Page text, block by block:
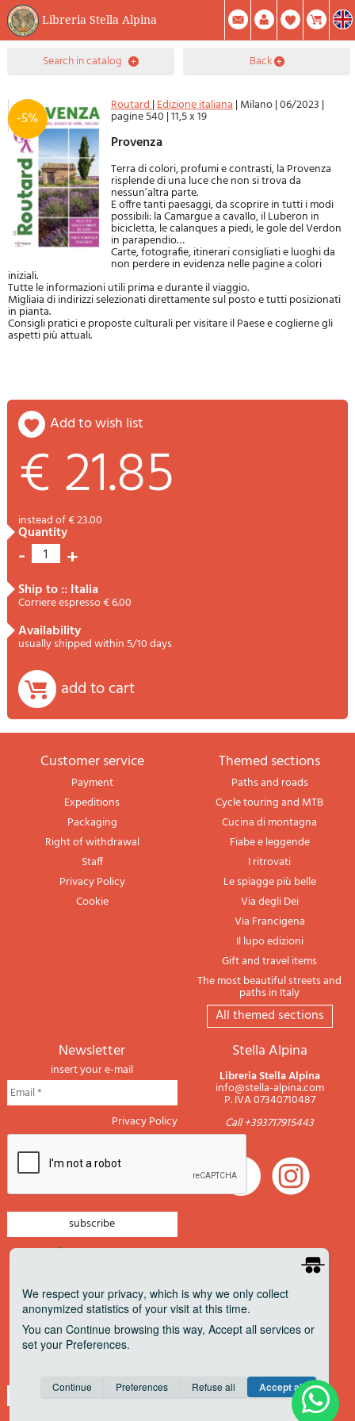
Libreria Stella Alpina
0Item(s) In Your Cart
Summary
Create Account Mod. Password
search in catalog back
-5%
Routard|Edizione italiana| Milano|06/2023 |
pagine 540 |11,5 x 19
Provenza
Terra di colori, profumi e contrasti, la Provenza
risplende di una luce che non si trova da
nessun’altra parte.
E offre tanti paesaggi, da scoprire in tutti i modi
possibili: la Camargue a cavallo, il Luberon in
bicicletta, le calanques a piedi, le gole del Verdon
in parapendio…
Carte, fotografie, itinerari consigliati e luoghi da
non perdere in evidenza nelle pagine a colori
iniziali.
Tutte le informazioni utili prima e durante il viaggio.
Migliaia di indirizzi selezionati direttamente sul posto e tutti posizionati
in pianta.
Consigli pratici e proposte culturali per visitare il Paese e coglierne gli
aspetti più attuali.
add to wish list
€ 21.85
instead of € 23.00
quantity
- 1 +
ship to :: Italia
Corriere espresso € 6.00
availability
usually shipped within 5/10 days
add to cart
Customer service
Payment
Expeditions
Packaging
Right of withdrawal
Staff
Privacy Policy
Cookie
themed sections
Paths and roads
Cycle touring and MTB
Cucina di montagna
Fiabe e leggende
I ritrovati
Le spiagge più belle
Via degli Dei
Via Francigena
Il lupo edizioni
Gift and travel items
The most beautiful streets and
paths in Italy
All themed sections
newsletter
insert your e-mail
Privacy Policy
newsletter travels
newsletter military
Stella Alpina
Libreria Stella Alpina
info@stella-alpina.com
P. IVA 07340710487
Call +393717915443
We respect your privacy, which is why we only collect
anonymized statistics of your visit at this time.
You can Continue browsing this way, Accept all services or
set your Preferences.
Consent cookie learn more
Continue Preferences Refuse all Accept all
Anonymous Invisible Save